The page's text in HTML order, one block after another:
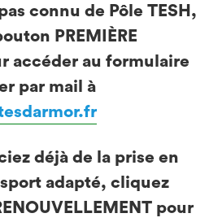
connu de Pôle TESH,
PREMIÈRE
accéder au formulaire
par mail à
déjà de la prise en
adapté, cliquez
pour